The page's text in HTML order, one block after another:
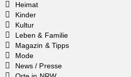
Heimat
Kinder
Kultur
Leben & Familie
Magazin & Tipps
Mode
News / Presse